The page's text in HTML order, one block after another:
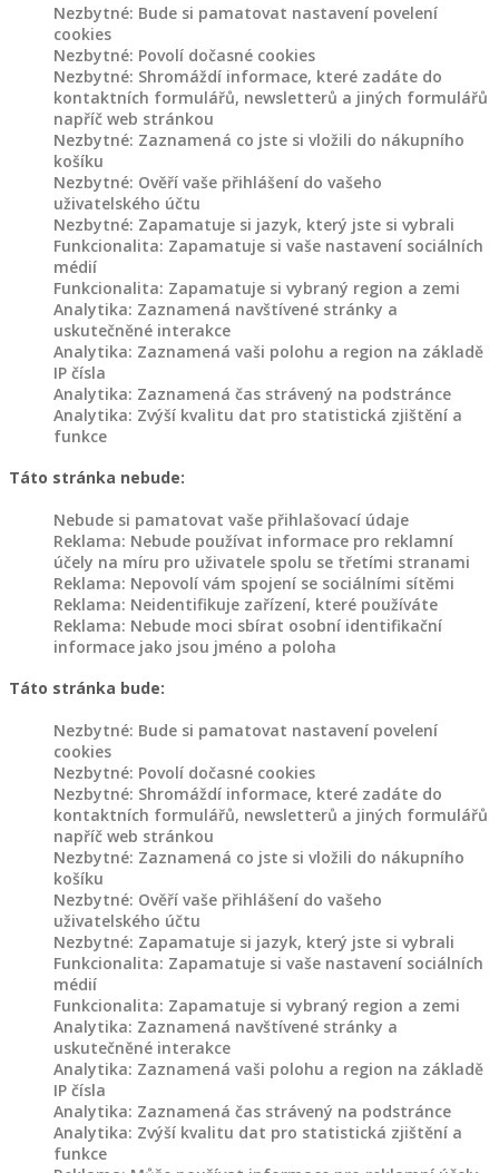
TVORBA
KONTAKT
Nezbytné: Bude si pamatovat nastavení povelení
cookies
Nezbytné: Povolí dočasné cookies
Nezbytné: Shromáždí informace, které zadáte do
kontaktních formulářů, newsletterů a jiných formulářů
napříč web stránkou
Nezbytné: Zaznamená co jste si vložili do nákupního
košíku
Nezbytné: Ověří vaše přihlášení do vašeho
uživatelského účtu
Nezbytné: Zapamatuje si jazyk, který jste si vybrali
Funkcionalita: Zapamatuje si vaše nastavení sociálních
médií
Funkcionalita: Zapamatuje si vybraný region a zemi
Analytika: Zaznamená navštívené stránky a
uskutečněné interakce
Analytika: Zaznamená vaši polohu a region na základě
IP čísla
Analytika: Zaznamená čas strávený na podstránce
Analytika: Zvýší kvalitu dat pro statistická zjištění a
funkce
Táto stránka nebude:
Nebude si pamatovat vaše přihlašovací údaje
Reklama: Nebude používat informace pro reklamní
účely na míru pro uživatele spolu se třetími stranami
Reklama: Nepovolí vám spojení se sociálními sítěmi
Reklama: Neidentifikuje zařízení, které používáte
Reklama: Nebude moci sbírat osobní identifikační
informace jako jsou jméno a poloha
Táto stránka bude:
Nezbytné: Bude si pamatovat nastavení povelení
cookies
Nezbytné: Povolí dočasné cookies
Nezbytné: Shromáždí informace, které zadáte do
kontaktních formulářů, newsletterů a jiných formulářů
napříč web stránkou
Nezbytné: Zaznamená co jste si vložili do nákupního
košíku
Nezbytné: Ověří vaše přihlášení do vašeho
uživatelského účtu
Nezbytné: Zapamatuje si jazyk, který jste si vybrali
Funkcionalita: Zapamatuje si vaše nastavení sociálních
médií
Funkcionalita: Zapamatuje si vybraný region a zemi
Analytika: Zaznamená navštívené stránky a
uskutečněné interakce
Analytika: Zaznamená vaši polohu a region na základě
IP čísla
Analytika: Zaznamená čas strávený na podstránce
Analytika: Zvýší kvalitu dat pro statistická zjištění a
funkce